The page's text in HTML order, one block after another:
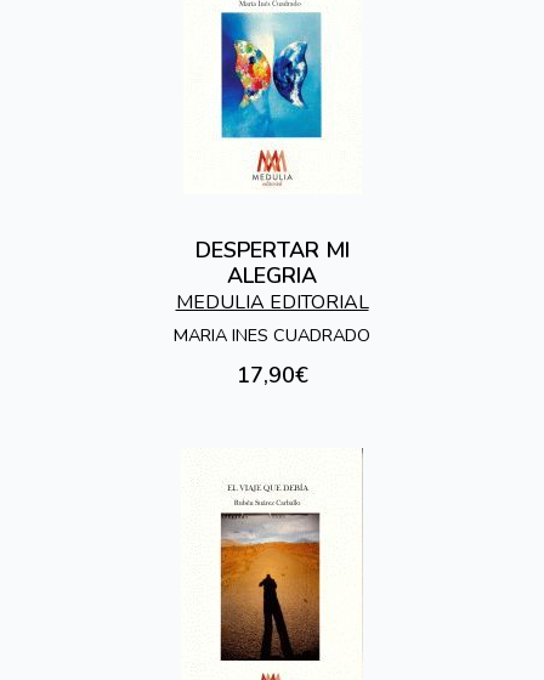
DESPERTAR MI
ALEGRIA
MEDULIA EDITORIAL
MARIA INES CUADRADO
17,90€